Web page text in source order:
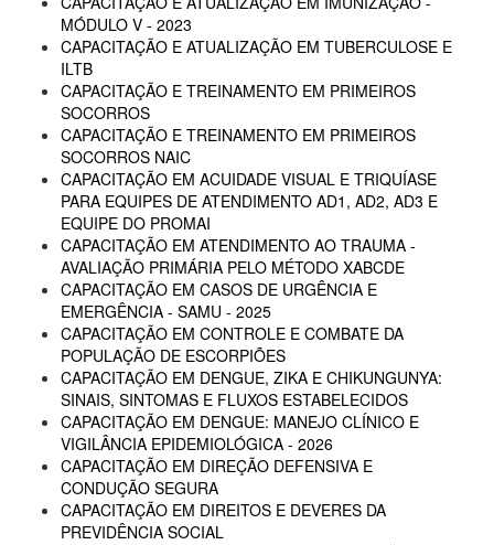
MÓDULO V - 2023
CAPACITAÇÃO E ATUALIZAÇÃO EM TUBERCULOSE E
ILTB
CAPACITAÇÃO E TREINAMENTO EM PRIMEIROS
SOCORROS
CAPACITAÇÃO E TREINAMENTO EM PRIMEIROS
SOCORROS NAIC
CAPACITAÇÃO EM ACUIDADE VISUAL E TRIQUÍASE
PARA EQUIPES DE ATENDIMENTO AD1, AD2, AD3 E
EQUIPE DO PROMAI
CAPACITAÇÃO EM ATENDIMENTO AO TRAUMA -
AVALIAÇÃO PRIMÁRIA PELO MÉTODO XABCDE
CAPACITAÇÃO EM CASOS DE URGÊNCIA E
EMERGÊNCIA - SAMU - 2025
CAPACITAÇÃO EM CONTROLE E COMBATE DA
POPULAÇÃO DE ESCORPIÕES
CAPACITAÇÃO EM DENGUE, ZIKA E CHIKUNGUNYA:
SINAIS, SINTOMAS E FLUXOS ESTABELECIDOS
CAPACITAÇÃO EM DENGUE: MANEJO CLÍNICO E
VIGILÂNCIA EPIDEMIOLÓGICA - 2026
CAPACITAÇÃO EM DIREÇÃO DEFENSIVA E
CONDUÇÃO SEGURA
CAPACITAÇÃO EM DIREITOS E DEVERES DA
PREVIDÊNCIA SOCIAL